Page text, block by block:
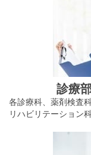
診療
各診療科、薬剤検査
リハビリテーション